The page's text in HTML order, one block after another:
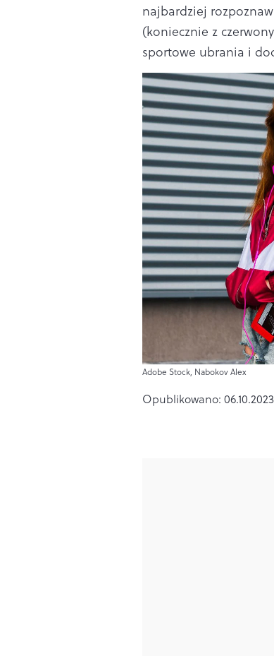
najbardziej
(koniecznie z
sportowe ubrania i
Adobe Stock, Nabokov Alex
Opublikowano: